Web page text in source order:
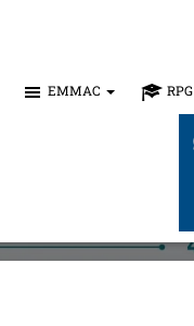
EMMAC RPG